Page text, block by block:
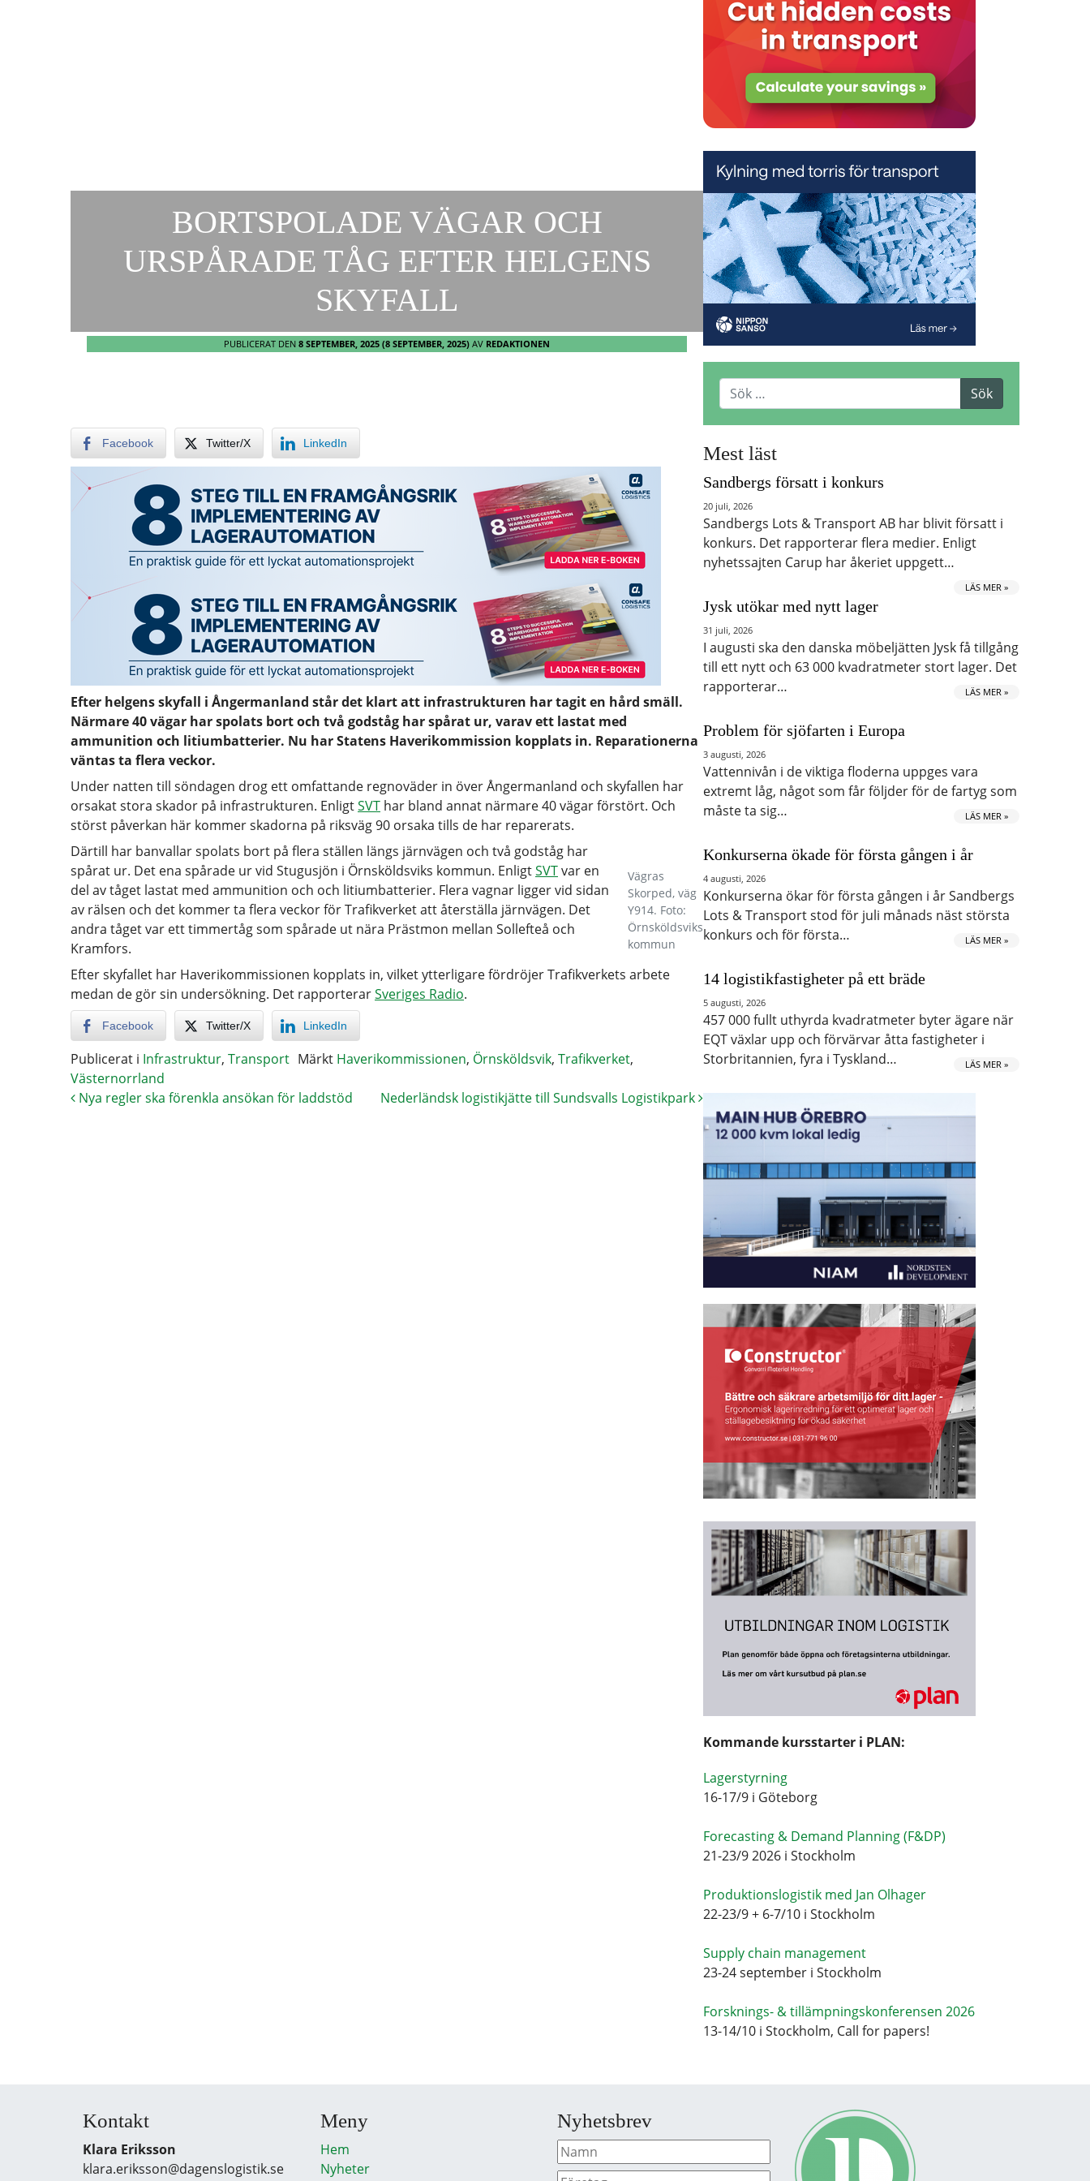
BORTSPOLADE VÄGAR OCH
URSPÅRADE TÅG EFTER HELGENS
SKYFALL
PUBLICERAT DEN 8 SEPTEMBER, 2025 (8 SEPTEMBER, 2025) AV REDAKTIONEN
Facebook Twitter/X LinkedIn
Efter helgens skyfall i Ångermanland står det klart att infrastrukturen har tagit en hård smäll.
Närmare 40 vägar har spolats bort och två godståg har spårat ur, varav ett lastat med
ammunition och litiumbatterier. Nu har Statens Haverikommission kopplats in. Reparationerna
väntas ta flera veckor.
Under natten till söndagen drog ett omfattande regnoväder in över Ångermanland och skyfallen har
orsakat stora skador på infrastrukturen. EnligtSVT har bland annat närmare 40 vägar förstört. Och
störst påverkan här kommer skadorna på riksväg 90 orsaka tills de har reparerats.
Vägras
Skorped, väg
Y914. Foto:
Örnsköldsviks
kommun
Därtill har banvallar spolats bort på flera ställen längs järnvägen och två godståg har
spårat ur. Det ena spårade ur vid Stugusjön i Örnsköldsviks kommun. EnligtSVTvar en
del av tåget lastat med ammunition och och litiumbatterier. Flera vagnar ligger vid sidan
av rälsen och det kommer ta flera veckor för Trafikverket att återställa järnvägen. Det
andra tåget var ett timmertåg som spårade ut nära Prästmon mellan Sollefteå och
Kramfors.
Efter skyfallet har Haverikommissionen kopplats in, vilket ytterligare fördröjer Trafikverkets arbete
medan de gör sin undersökning. Det rapporterarSveriges Radio.
Facebook Twitter/X LinkedIn
Publicerat i Infrastruktur, Transport Märkt Haverikommissionen, Örnsköldsvik, Trafikverket,
Västernorrland
Nya regler ska förenkla ansökan för laddstöd
Nederländsk logistikjätte till Sundsvalls Logistikpark
Mest läst
Sandbergs försatt i konkurs
20 juli, 2026
Sandbergs Lots & Transport AB har blivit försatt i
konkurs. Det rapporterar flera medier. Enligt
nyhetssajten Carup har åkeriet uppgett…
LÄS MER »
Jysk utökar med nytt lager
31 juli, 2026
I augusti ska den danska möbeljätten Jysk få tillgång
till ett nytt och 63 000 kvadratmeter stort lager. Det
rapporterar…
LÄS MER »
Problem för sjöfarten i Europa
3 augusti, 2026
Vattennivån i de viktiga floderna uppges vara
extremt låg, något som får följder för de fartyg som
måste ta sig…
LÄS MER »
Konkurserna ökade för första gången i år
4 augusti, 2026
Konkurserna ökar för första gången i år Sandbergs
Lots & Transport stod för juli månads näst största
konkurs och för första…
LÄS MER »
14 logistikfastigheter på ett bräde
5 augusti, 2026
457 000 fullt uthyrda kvadratmeter byter ägare när
EQT växlar upp och förvärvar åtta fastigheter i
Storbritannien, fyra i Tyskland…
LÄS MER »
Kommande kursstarter i PLAN:
Lagerstyrning
16-17/9 i Göteborg
Forecasting & Demand Planning (F&DP)
21-23/9 2026 i Stockholm
Produktionslogistik med Jan Olhager
22-23/9 + 6-7/10 i Stockholm
Supply chain management
23-24 september i Stockholm
Forsknings- & tillämpningskonferensen 2026
13-14/10 i Stockholm, Call for papers!
Kontakt
Klara Eriksson
klara.eriksson@dagenslogistik.se
Meny
Hem
Nyheter
Nyhetsbrev